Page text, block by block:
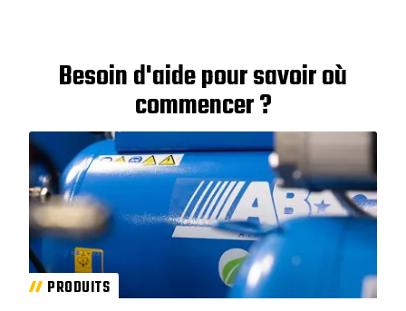
Besoin d'aide pour savoir où
commencer ?
PRODUITS